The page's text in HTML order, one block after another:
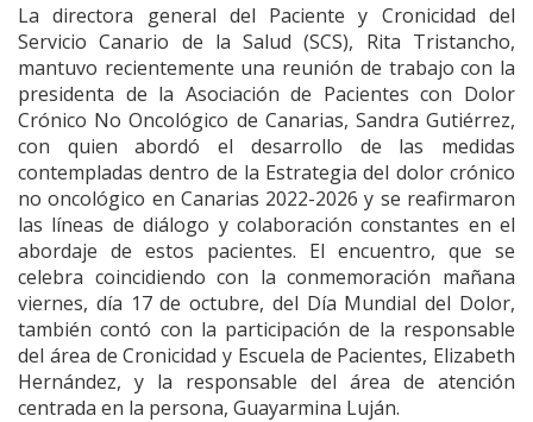
La directora general del Paciente y Cronicidad del
Servicio Canario de la Salud (SCS), Rita Tristancho,
mantuvo recientemente una reunión de trabajo con la
presidenta de la Asociación de Pacientes con Dolor
Crónico No Oncológico de Canarias, Sandra Gutiérrez,
con quien abordó el desarrollo de las medidas
contempladas dentro de la Estrategia del dolor crónico
no oncológico en Canarias 2022-2026 y se reafirmaron
las líneas de diálogo y colaboración constantes en el
abordaje de estos pacientes. El encuentro, que se
celebra coincidiendo con la conmemoración mañana
viernes, día 17 de octubre, del Día Mundial del Dolor,
también contó con la participación de la responsable
del área de Cronicidad y Escuela de Pacientes, Elizabeth
Hernández, y la responsable del área de atención
centrada en la persona, Guayarmina Luján.